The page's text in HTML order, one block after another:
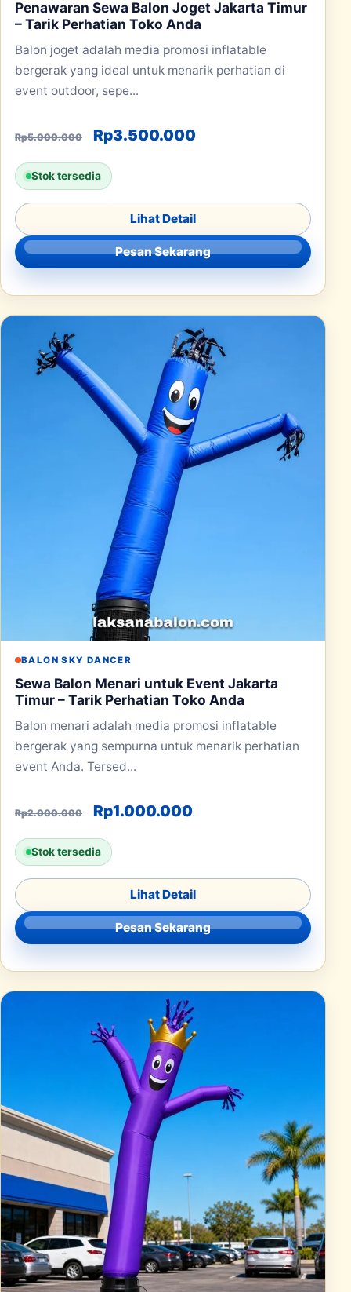
Penawaran Sewa Balon Joget Jakarta Timur
– Tarik Perhatian Toko Anda
Balon joget adalah media promosi inflatable
bergerak yang ideal untuk menarik perhatian di
event outdoor, sepe...
Rp5.000.000 Harga aslinya adalah:
Rp3.500.000Harga saat ini
Stok tersedia
Lihat Detail
Pesan Sekarang
BALON SKY DANCER
Sewa Balon Menari untuk Event Jakarta
Timur – Tarik Perhatian Toko Anda
Balon menari adalah media promosi inflatable
bergerak yang sempurna untuk menarik perhatian
event Anda. Tersed...
Rp2.000.000 Harga aslinya adalah:
Rp1.000.000Harga saat ini
Stok tersedia
Lihat Detail
Pesan Sekarang